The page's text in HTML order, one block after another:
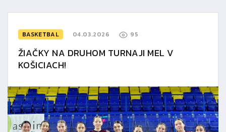
BASKETBAL 04.03.2026 95
ŽIAČKY NA DRUHOM TURNAJI MEL V
KOŠICIACH!